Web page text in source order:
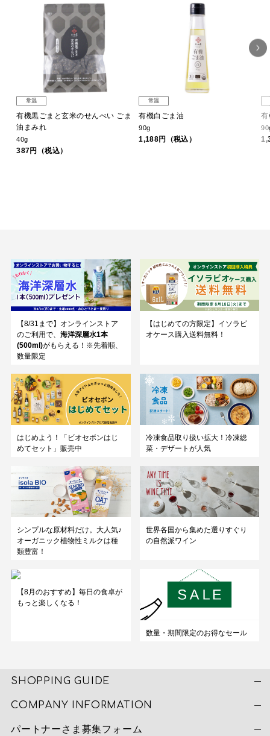
常温
有機黒ごまと玄米のせんべい ごま
油まみれ
40g
387円（税込）
常温
有機白ごま油
90g
1,188円（税込）
【8/31まで】オンラインストア
のご利用で、 海洋深層水1本
(500ml)がもらえる！※先着順、
数量限定
【はじめての方限定】イソラビ
オケース購入送料無料！
はじめよう！「ビオセボンはじ
めてセット」販売中
冷凍食品取り扱い拡大！冷凍総
菜・デザートが人気
シンプルな原材料だけ。大人気♪
オーガニック植物性ミルクは種
類豊富！
世界各国から集めた選りすぐり
の自然派ワイン
【8月のおすすめ】毎日の食卓が
もっと楽しくなる！
数量・期間限定のお得なセール
SHOPPING GUIDE
COMPANY INFORMATION
パートナーさま募集フォーム